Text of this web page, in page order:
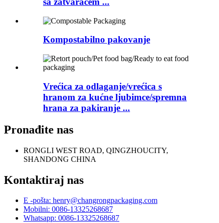
Kompostabilno pakovanje
Vrećica za odlaganje/vrećica s
hranom za kućne ljubimce/spremna
hrana za pakiranje ...
Pronađite nas
RONGLI WEST ROAD, QINGZHOUCITY,
SHANDONG CHINA
Kontaktiraj nas
E -pošta: henry@changrongpackaging.com
Mobilni: 0086-13325268687
Whatsapp: 0086-13325268687